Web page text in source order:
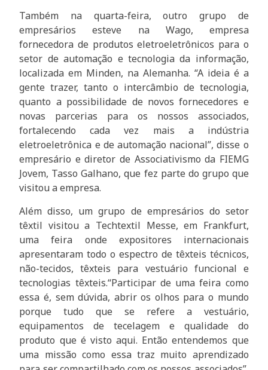
Também na quarta-feira, outro grupo de
empresários esteve na Wago, empresa
fornecedora de produtos eletroeletrônicos para o
setor de automação e tecnologia da informação,
localizada em Minden, na Alemanha. “A ideia é a
gente trazer, tanto o intercâmbio de tecnologia,
quanto a possibilidade de novos fornecedores e
novas parcerias para os nossos associados,
fortalecendo cada vez mais a indústria
eletroeletrônica e de automação nacional”, disse o
empresário e diretor de Associativismo da FIEMG
Jovem, Tasso Galhano, que fez parte do grupo que
visitou a empresa.
Além disso, um grupo de empresários do setor
têxtil visitou a Techtextil Messe, em Frankfurt,
uma feira onde expositores internacionais
apresentaram todo o espectro de têxteis técnicos,
não-tecidos, têxteis para vestuário funcional e
tecnologias têxteis.“Participar de uma feira como
essa é, sem dúvida, abrir os olhos para o mundo
porque tudo que se refere a vestuário,
equipamentos de tecelagem e qualidade do
produto que é visto aqui. Então entendemos que
uma missão como essa traz muito aprendizado